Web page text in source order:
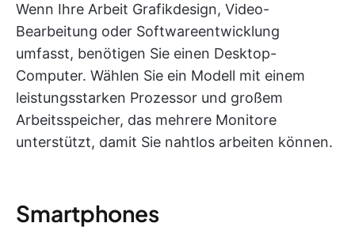
Wenn Ihre Arbeit Grafikdesign, Video-
Bearbeitung oder Softwareentwicklung
umfasst, benötigen Sie einen Desktop-
Computer. Wählen Sie ein Modell mit einem
leistungsstarken Prozessor und großem
Arbeitsspeicher, das mehrere Monitore
unterstützt, damit Sie nahtlos arbeiten können.
Smartphones